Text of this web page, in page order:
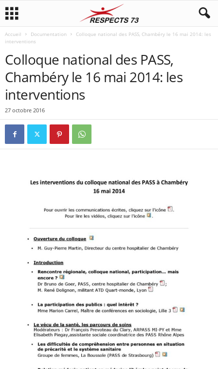
Accueil Documentation
Colloque national des PASS, Chambéry le 16 mai 2014: les
interventions
Colloque national des PASS,
Chambéry le 16 mai 2014: les
interventions
27 octobre 2016